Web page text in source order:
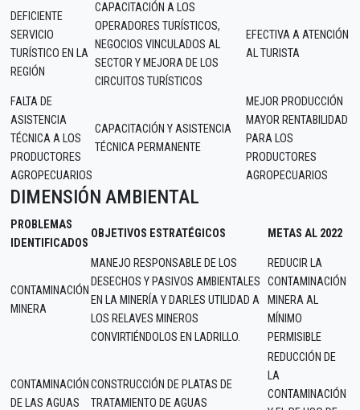
DEFICIENTE
SERVICIO
TURÍSTICO EN LA
REGIÓN
CAPACITACIÓN A LOS
OPERADORES TURÍSTICOS,
NEGOCIOS VINCULADOS AL
SECTOR Y MEJORA DE LOS
CIRCUITOS TURÍSTICOS
EFECTIVA A ATENCIÓN
AL TURISTA
FALTA DE
ASISTENCIA
TÉCNICA A LOS
PRODUCTORES
AGROPECUARIOS
CAPACITACIÓN Y ASISTENCIA
TÉCNICA PERMANENTE
MEJOR PRODUCCIÓN
MAYOR RENTABILIDAD
PARA LOS
PRODUCTORES
AGROPECUARIOS
DIMENSIÓN AMBIENTAL
PROBLEMAS
IDENTIFICADOS
OBJETIVOS ESTRATÉGICOS METAS AL 2022
CONTAMINACIÓN
MINERA
MANEJO RESPONSABLE DE LOS
DESECHOS Y PASIVOS AMBIENTALES
EN LA MINERÍA Y DARLES UTILIDAD A
LOS RELAVES MINEROS
CONVIRTIÉNDOLOS EN LADRILLO.
REDUCIR LA
CONTAMINACIÓN
MINERA AL
MÍNIMO
PERMISIBLE
CONTAMINACIÓN
DE LAS AGUAS
CONSTRUCCIÓN DE PLATAS DE
TRATAMIENTO DE AGUAS
REDUCCIÓN DE
LA
CONTAMINACIÓN